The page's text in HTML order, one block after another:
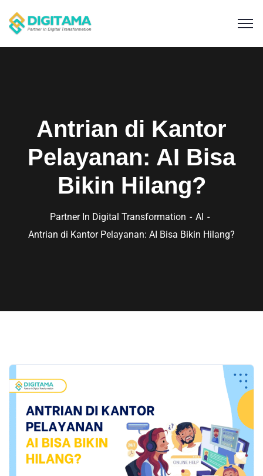
Antrian di Kantor
Pelayanan: AI Bisa
Bikin Hilang?
Partner In Digital Transformation
AI
Antrian di Kantor Pelayanan: AI Bisa Bikin Hilang?